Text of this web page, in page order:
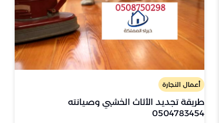
أعمال النجارة
طريقة تجديد الأثاث الخشبي وصيانته
0504783454